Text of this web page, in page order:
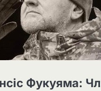
Фукуяма: